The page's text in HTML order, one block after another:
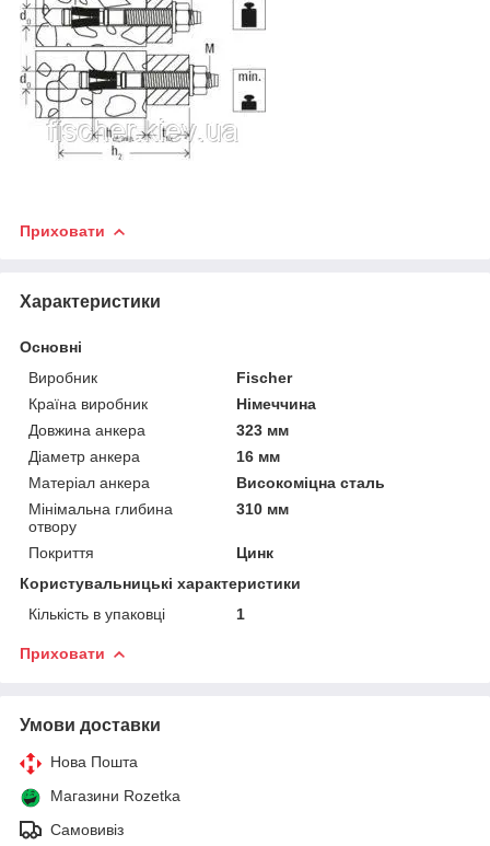
Приховати
Характеристики
Основні
Виробник
Fischer
Країна виробник
Німеччина
Довжина анкера
323 мм
Діаметр анкера
16 мм
Матеріал анкера
Високоміцна сталь
Мінімальна глибина
отвору
310 мм
Покриття
Цинк
Користувальницькі характеристики
Кількість в упаковці
1
Приховати
Умови доставки
Нова Пошта
Магазини Rozetka
Самовивіз